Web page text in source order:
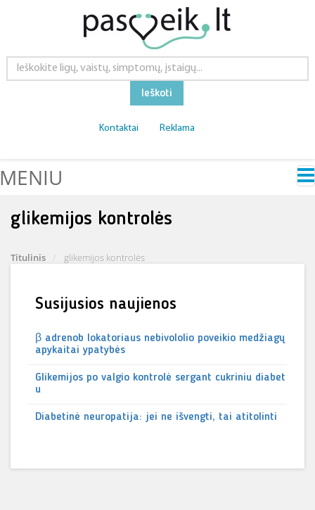
Ieškoti
Kontaktai Reklama
MENIU
glikemijos kontrolės
Titulinis glikemijos kontrolės
Susijusios naujienos
β adrenob lokatoriaus nebivololio poveikio medžiagų
apykaitai ypatybės
Glikemijos po valgio kontrolė sergant cukriniu diabet
u
Diabetinė neuropatija: jei ne išvengti, tai atitolinti